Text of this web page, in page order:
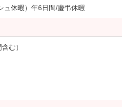
円
中！
中！
ュ休暇）年6日間/慶弔休暇
む）